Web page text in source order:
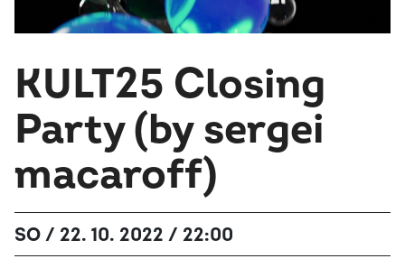
KULT25 Closing
Party (by sergei
macaroff)
SO / 22. 10. 2022 / 22:00